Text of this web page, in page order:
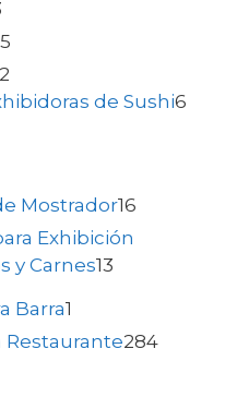
de Sushi6
Mostrador16
Exhibición
y Carnes13
Barra1
Restaurante284